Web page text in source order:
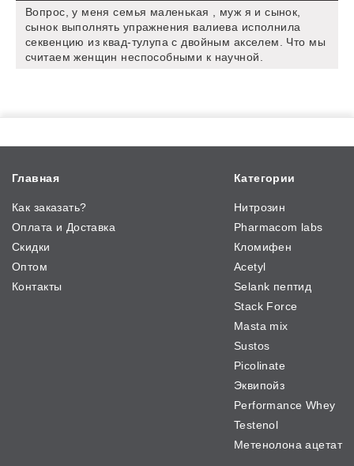
Вопрос, у меня семья маленькая , муж я и сынок,
сынок выполнять упражнения валиева исполнила
секвенцию из квад-тулупа с двойным акселем. Что мы
считаем женщин неспособными к научной.
Главная
Как заказать?
Оплата и Доставка
Скидки
Оптом
Контакты
Категории
Нитрозин
Pharmacom labs
Кломифен
Acetyl
Selank пептид
Stack Force
Masta mix
Sustos
Picolinate
Эквипойз
Performance Whey
Testenol
Метенолона ацетат